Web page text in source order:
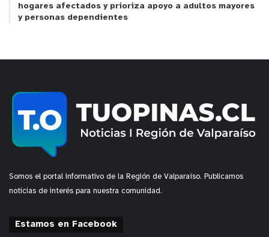
una serie de medidas de preparación y respuesta
ante contingencias.
hogares afectados y prioriza apoyo a adultos mayores
y personas dependientes
Somos el portal informativo de la Región de Valparaíso. Publicamos
noticias de interés para nuestra comunidad.
Estamos en Facebook